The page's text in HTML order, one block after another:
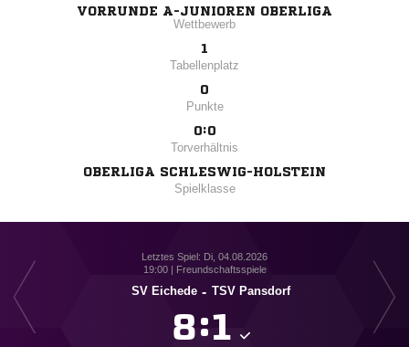
VORRUNDE A-JUNIOREN OBERLIGA
Wettbewerb
1
Tabellenplatz
0
Punkte
0:0
Torverhältnis
OBERLIGA SCHLESWIG-HOLSTEIN
Spielklasse
Letztes Spiel: Di, 04.08.2026
19:00 | Freundschaftsspiele
SV Eichede - TSV Pansdorf
: